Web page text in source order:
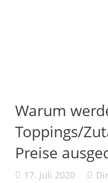
Warum
Toppings/
Preise
17. Juli 2020